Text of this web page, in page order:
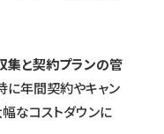
集と契約プランの管
に年間契約やキャン
なコストダウンに